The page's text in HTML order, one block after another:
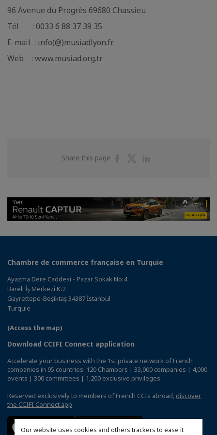
Our website uses cookies and others trackers to ease it
96 Avenue du Progrès 69680 Chassieu
Tél : 0033 6 88 37 39 35
E-mail : info(@)musiadlyon.fr
Web : www.musiad.org.tr
Share this page
ShareShare
Chambre de commerce française en Turquie
Ayazma Dere Caddesi - Pazar Sokak No:4
Bareli İş Merkezi K:2
Gayrettepe-Beşiktaş 34387 İstanbul
Turquie
(Access the map)
Download CCIFI Connect application
Accelerate your business with the 1st private network of French
companies in 95 countries: 120 Chambers | 33,000 companies | 4,000
events | 300 committees | 1,200 exclusive privileges
Reserved exclusively to members of French CCIs abroad, discover
the CCIFI Connect app.